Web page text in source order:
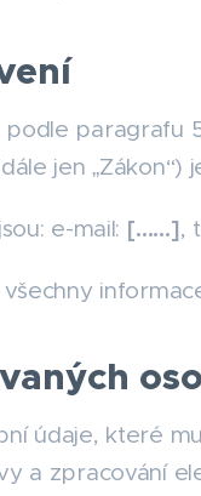
paragrafu
jen „Zákon“)
e-mail: [……],
údaje, které
a zpracování